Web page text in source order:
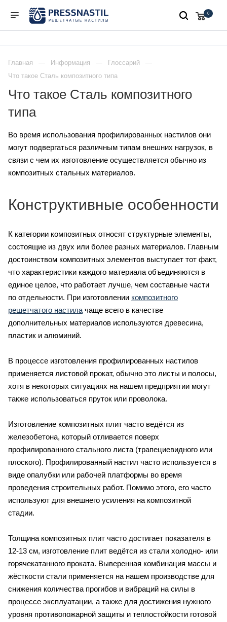
0
Главная Информация
Глоссарий
Что такое Сталь композитного типа
Что такое Сталь композитного
типа
Во время использования профилированных настилов они
могут подвергаться различным типам внешних нагрузок, в
связи с чем их изготовление осуществляется обычно из
композитных стальных материалов.
Конструктивные особенности
К категории композитных относят структурные элементы,
состоящие из двух или более разных материалов. Главным
достоинством композитных элементов выступает тот факт,
что характеристики каждого материала объединяются в
единое целое, что работает лучше, чем составные части
по отдельности. При изготовлении композитного
решетчатого настила чаще всего в качестве
дополнительных материалов используются древесина,
пластик и алюминий.
В процессе изготовления профилированных настилов
применяется листовой прокат, обычно это листы и полосы,
хотя в некоторых ситуациях на нашем предприятии могут
также использоваться пруток или проволока.
Изготовление композитных плит часто ведётся из
железобетона, который отливается поверх
профилированного стального листа (трапециевидного или
плоского). Профилированный настил часто используется в
виде опалубки или рабочей платформы во время
проведения строительных работ. Помимо этого, его часто
используют для внешнего усиления на композитной
стадии.
Толщина композитных плит часто достигает показателя в
12-13 см, изготовление плит ведётся из стали холодно- или
горячекатанного проката. Выверенная комбинация массы и
жёсткости стали применяется на нашем производстве для
снижения количества прогибов и вибраций на силы в
процессе эксплуатации, а также для достижения нужного
уровня противопожарной защиты и теплостойкости готовой